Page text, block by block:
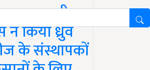
News: सीएम
किया ध्रुव
के संस्थापकों